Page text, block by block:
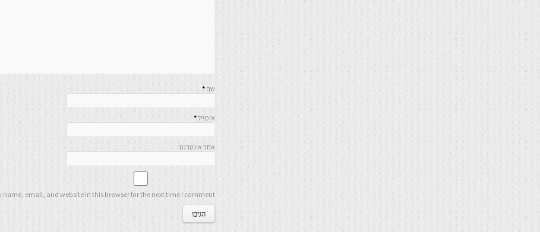
שם *
אימייל*
אתר אינטרנט
name, email, and website in this browser for the next time I comment.